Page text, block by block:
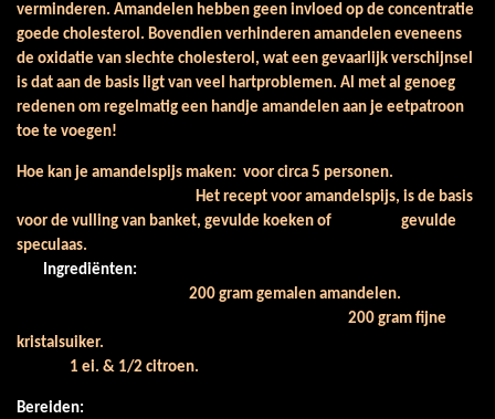
verminderen. Amandelen hebben geen invloed op de concentratie
goede cholesterol. Bovendien verhinderen amandelen eveneens
de oxidatie van slechte cholesterol, wat een gevaarlijk verschijnsel
is dat aan de basis ligt van veel hartproblemen. Al met al genoeg
redenen om regelmatig een handje amandelen aan je eetpatroon
toe te voegen!
Hoe kan je amandelspijs maken: voor circa 5 personen.
Het recept voor amandelspijs, is de basis
voor de vulling van banket, gevulde koeken of gevulde
speculaas.
Ingrediënten:
200 gram gemalen amandelen.
200 gram fijne
kristalsuiker.
1 ei. & 1/2 citroen.
Bereiden: